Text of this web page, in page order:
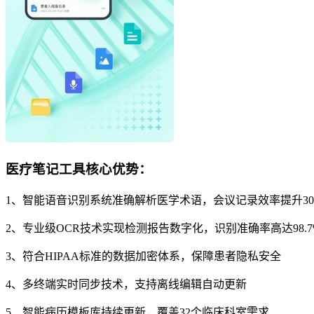
医疗笔记工具核心优势：
1、智能语音识别系统准确解析医学术语，会议记录效率提升
2、专业级OCR技术实现检测报告数字化，识别准确率高达
3、符合HIPAA标准的数据加密体系，保障患者隐私安全
4、多终端实时同步技术，支持离线编辑自动更新